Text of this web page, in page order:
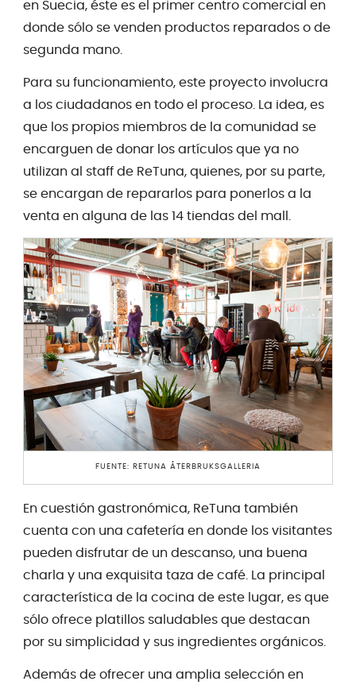
en Suecia, éste es el primer centro comercial en
donde sólo se venden productos reparados o de
segunda mano.
Para su funcionamiento, este proyecto involucra
a los ciudadanos en todo el proceso. La idea, es
que los propios miembros de la comunidad se
encarguen de donar los artículos que ya no
utilizan al staff de ReTuna, quienes, por su parte,
se encargan de repararlos para ponerlos a la
venta en alguna de las 14 tiendas del mall.
FUENTE: RETUNA ÅTERBRUKSGALLERIA
En cuestión gastronómica, ReTuna también
cuenta con una cafetería en donde los visitantes
pueden disfrutar de un descanso, una buena
charla y una exquisita taza de café. La principal
característica de la cocina de este lugar, es que
sólo ofrece platillos saludables que destacan
por su simplicidad y sus ingredientes orgánicos.
Además de ofrecer una amplia selección en